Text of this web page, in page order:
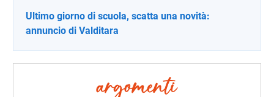
Ultimo giorno di scuola, scatta una novità:
annuncio di Valditara